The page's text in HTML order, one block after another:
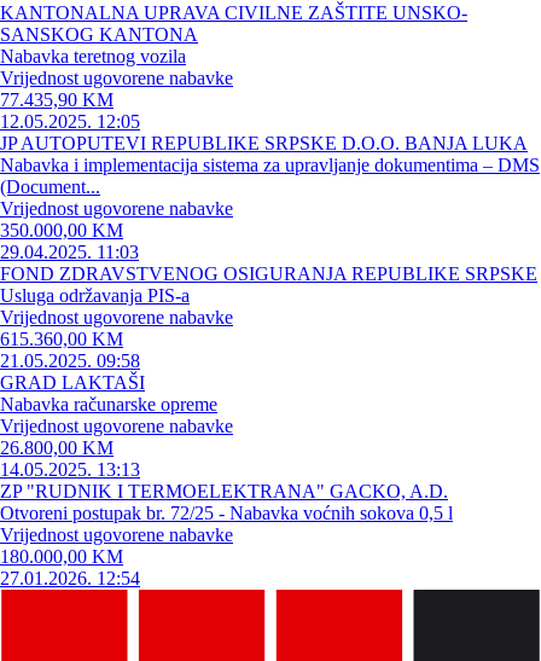
KANTONALNA UPRAVA CIVILNE ZAŠTITE UNSKO-
SANSKOG KANTONA
Nabavka teretnog vozila
Vrijednost ugovorene nabavke
77.435,90 KM
12.05.2025. 12:05
JP AUTOPUTEVI REPUBLIKE SRPSKE D.O.O. BANJA LUKA
Nabavka i implementacija sistema za upravljanje dokumentima – DMS
(Document...
Vrijednost ugovorene nabavke
350.000,00 KM
29.04.2025. 11:03
FOND ZDRAVSTVENOG OSIGURANJA REPUBLIKE SRPSKE
Usluga održavanja PIS-a
Vrijednost ugovorene nabavke
615.360,00 KM
21.05.2025. 09:58
GRAD LAKTAŠI
Nabavka računarske opreme
Vrijednost ugovorene nabavke
26.800,00 KM
14.05.2025. 13:13
ZP "RUDNIK I TERMOELEKTRANA" GACKO, A.D.
Otvoreni postupak br. 72/25 - Nabavka voćnih sokova 0,5 l
Vrijednost ugovorene nabavke
180.000,00 KM
27.01.2026. 12:54